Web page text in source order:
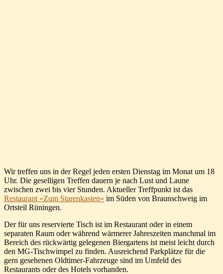
Wir treffen uns in der Regel jeden ersten Dienstag im Monat um 18
Uhr. Die geselligen Treffen dauern je nach Lust und Laune
zwischen zwei bis vier Stunden. Aktueller Treffpunkt ist das
Restaurant »Zum Starenkasten« im Süden von Braunschweig im
Ortsteil Rüningen.
Der für uns reservierte Tisch ist im Restaurant oder in einem
separaten Raum oder während wärmerer Jahreszeiten manchmal im
Bereich des rückwärtig gelegenen Biergartens ist meist leicht durch
den MG-Tischwimpel zu finden. Ausreichend Parkplätze für die
gern gesehenen Oldtimer-Fahrzeuge sind im Umfeld des
Restaurants oder des Hotels vorhanden.